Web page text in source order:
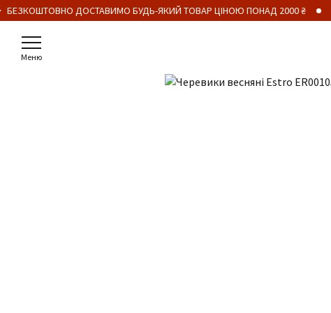
ДОСТАВИМО БУДЬ-ЯКИЙ ТОВАР ЦІНОЮ ПОНАД 2000 ₴
Меню